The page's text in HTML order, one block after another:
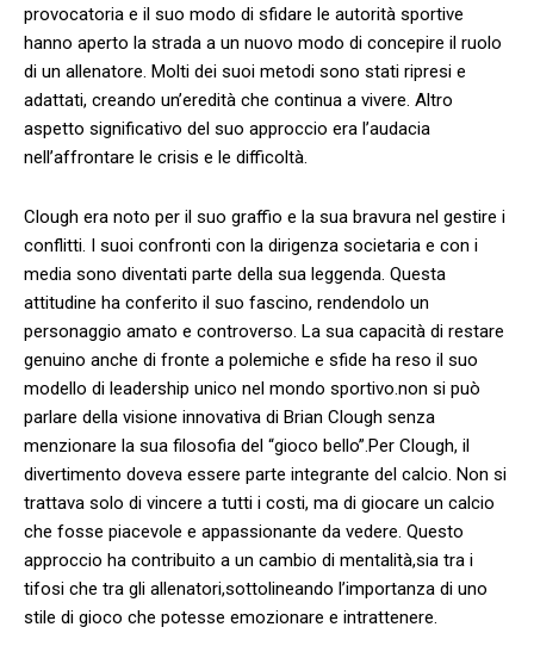
provocatoria‌ e ‌il suo modo di sfidare le⁣ autorità sportive​
hanno aperto la ‍strada a un nuovo modo‍ di ⁣concepire‌ il ruolo
‌di ​un allenatore. Molti dei⁤ suoi metodi sono stati ripresi e
adattati, creando​ un’eredità che continua a ⁣vivere.‍ Altro‍
aspetto significativo ​del suo ​approccio era l’audacia
⁤nell’affrontare le crisis ‌e​ le difficoltà.
Clough era noto per‌ il suo ⁤graffio e la sua bravura nel gestire i
conflitti. I suoi ‍confronti con la dirigenza societaria e⁢ con i
media sono ⁤diventati parte della sua⁤ leggenda. Questa
attitudine ha conferito il suo fascino, rendendolo ⁣un
personaggio amato e ‍controverso. La sua capacità di ​restare
genuino anche‍ di fronte a ‍polemiche e sfide ha reso il ‌suo
modello di leadership⁣ unico nel mondo sportivo.non si può
parlare della visione innovativa di Brian Clough senza
menzionare ⁣la⁣ sua filosofia del “gioco bello”.Per Clough, il
divertimento ‌doveva essere parte integrante del calcio. Non ⁤si
trattava ⁣solo di ⁤vincere a tutti⁢ i⁣ costi, ma⁣ di giocare un calcio
che fosse piacevole e appassionante da vedere.⁤ Questo
approccio⁢ ha⁣ contribuito⁣ a un ⁤cambio di⁣ mentalità,sia tra i ​
tifosi che tra⁣ gli allenatori,sottolineando l’importanza⁣ di uno
stile di gioco che potesse emozionare e intrattenere.